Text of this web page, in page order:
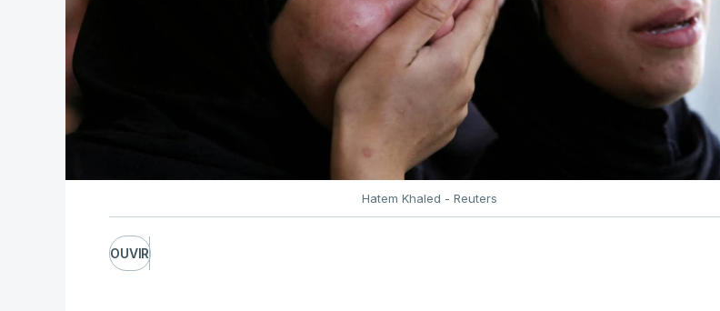
Hatem Khaled - Reuters
OUVIR